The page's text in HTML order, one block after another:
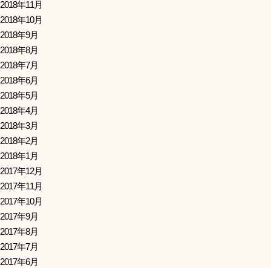
2018年11月
2018年10月
2018年9月
2018年8月
2018年7月
2018年6月
2018年5月
2018年4月
2018年3月
2018年2月
2018年1月
2017年12月
2017年11月
2017年10月
2017年9月
2017年8月
2017年7月
2017年6月